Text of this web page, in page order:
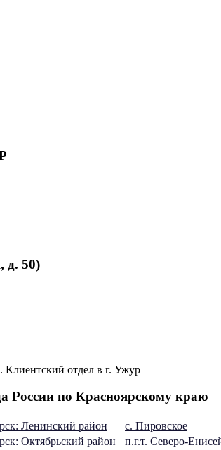
д. 50)
России по Красноярскому краю
Ленинский район
с. Пировское
Октябрьский район
п.г.т. Северо-